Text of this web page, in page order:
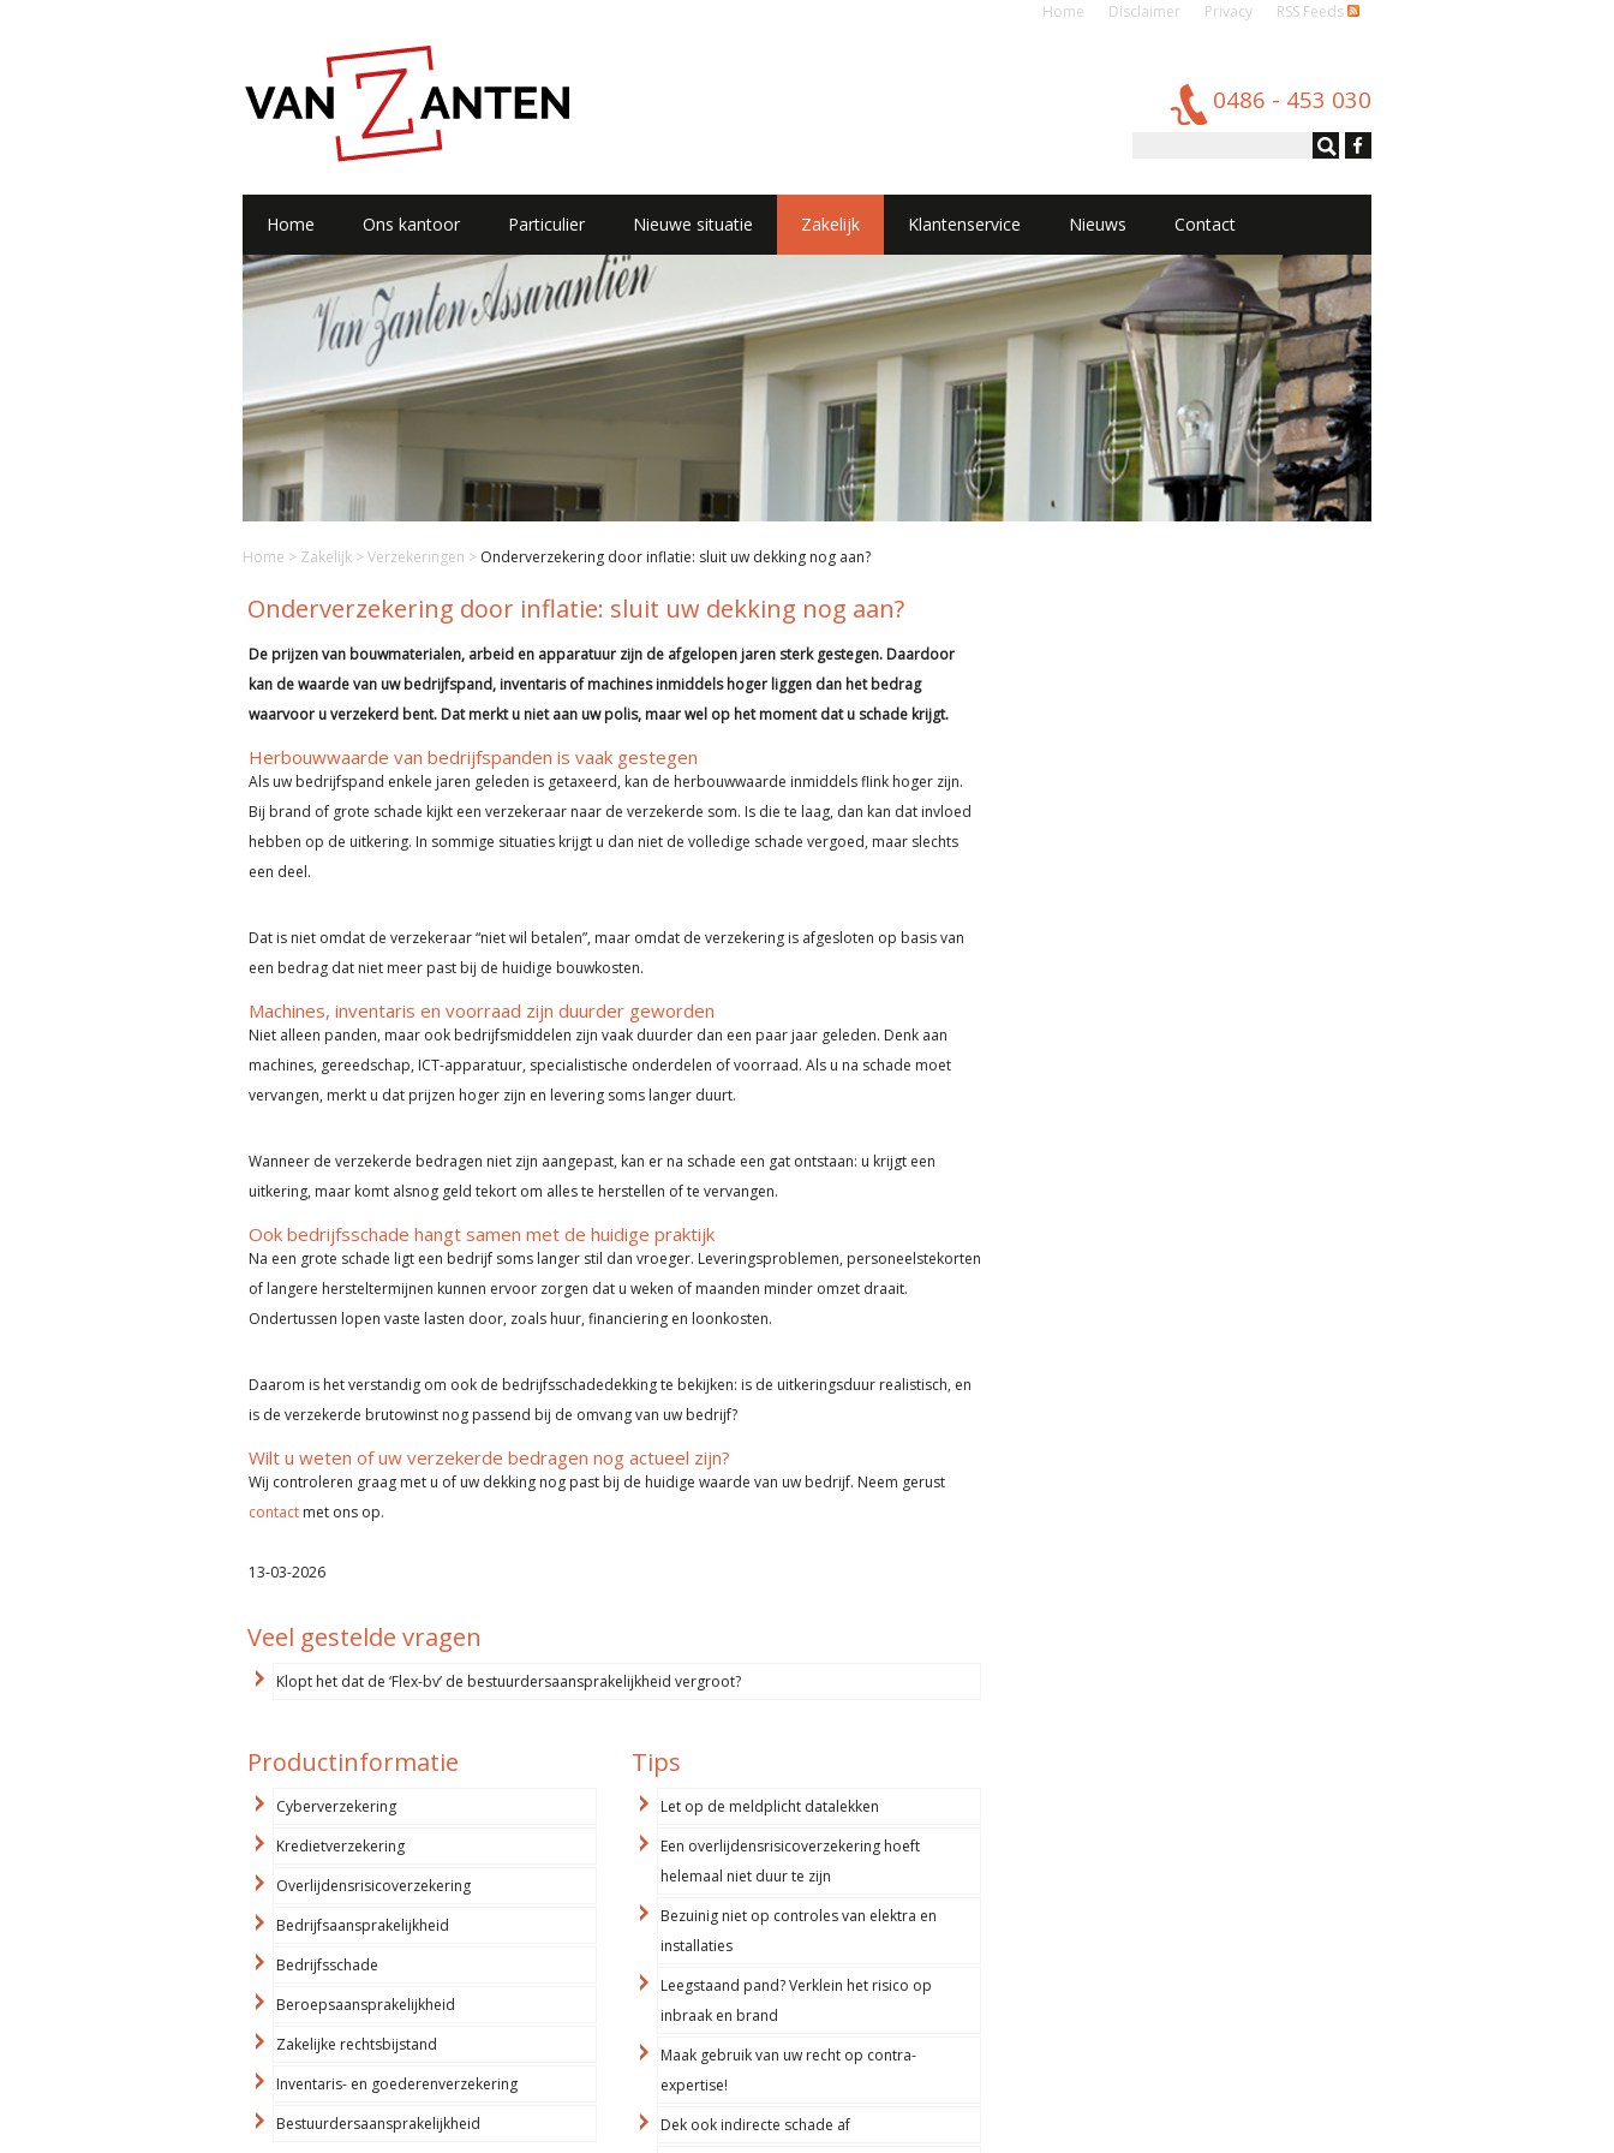
Home Disclaimer Privacy RSS Feeds
0486 - 453 030
Home > Zakelijk >Verzekeringen > Onderverzekering door inflatie: sluit uw dekking nog aan?
Onderverzekering door inflatie: sluit uw dekking nog aan?
De prijzen van bouwmaterialen, arbeid en apparatuur zijn de afgelopen jaren sterk gestegen. Daardoor
kan de waarde van uw bedrijfspand, inventaris of machines inmiddels hoger liggen dan het bedrag
waarvoor u verzekerd bent. Dat merkt u niet aan uw polis, maar wel op het moment dat u schade krijgt.
Herbouwwaarde van bedrijfspanden is vaak gestegen
Als uw bedrijfspand enkele jaren geleden is getaxeerd, kan de herbouwwaarde inmiddels flink hoger zijn.
Bij brand of grote schade kijkt een verzekeraar naar de verzekerde som. Is die te laag, dan kan dat invloed
hebben op de uitkering. In sommige situaties krijgt u dan niet de volledige schade vergoed, maar slechts
een deel.
Dat is niet omdat de verzekeraar “niet wil betalen”, maar omdat de verzekering is afgesloten op basis van
een bedrag dat niet meer past bij de huidige bouwkosten.
Machines, inventaris en voorraad zijn duurder geworden
Niet alleen panden, maar ook bedrijfsmiddelen zijn vaak duurder dan een paar jaar geleden. Denk aan
machines, gereedschap, ICT-apparatuur, specialistische onderdelen of voorraad. Als u na schade moet
vervangen, merkt u dat prijzen hoger zijn en levering soms langer duurt.
Wanneer de verzekerde bedragen niet zijn aangepast, kan er na schade een gat ontstaan: u krijgt een
uitkering, maar komt alsnog geld tekort om alles te herstellen of te vervangen.
Ook bedrijfsschade hangt samen met de huidige praktijk
Na een grote schade ligt een bedrijf soms langer stil dan vroeger. Leveringsproblemen, personeelstekorten
of langere hersteltermijnen kunnen ervoor zorgen dat u weken of maanden minder omzet draait.
Ondertussen lopen vaste lasten door, zoals huur, financiering en loonkosten.
Daarom is het verstandig om ook de bedrijfsschadedekking te bekijken: is de uitkeringsduur realistisch, en
is de verzekerde brutowinst nog passend bij de omvang van uw bedrijf?
Wilt u weten of uw verzekerde bedragen nog actueel zijn?
Wij controleren graag met u of uw dekking nog past bij de huidige waarde van uw bedrijf. Neem gerust
contact met ons op.
13-03-2026
Veel gestelde vragen
Klopt het dat de ‘Flex-bv’ de bestuurdersaansprakelijkheid vergroot?
Productinformatie
Cyberverzekering
Kredietverzekering
Overlijdensrisicoverzekering
Bedrijfsaansprakelijkheid
Bedrijfsschade
Beroepsaansprakelijkheid
Zakelijke rechtsbijstand
Inventaris- en goederenverzekering
Bestuurdersaansprakelijkheid
Tips
Let op de meldplicht datalekken
Een overlijdensrisicoverzekering hoeft
helemaal niet duur te zijn
Bezuinig niet op controles van elektra en
installaties
Leegstaand pand? Verklein het risico op
inbraak en brand
Maak gebruik van uw recht op contra-
expertise!
Dek ook indirecte schade af
Home Ons kantoor Particulier Nieuwe situatie Zakelijk Klantenservice Nieuws Contact